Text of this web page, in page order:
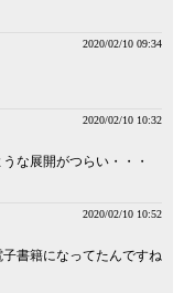
2020/02/10 09:34
2020/02/10 10:32
な展開がつらい・・・
2020/02/10 10:52
書籍になってたんですね